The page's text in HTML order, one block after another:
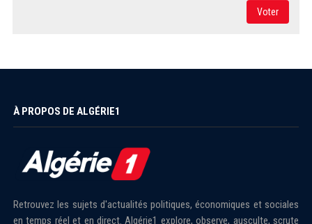
Voter
À PROPOS DE ALGÉRIE1
Retrouvez les sujets d'actualités politiques, économiques et sociales
en temps réel et en direct. Algérie1 explore, observe, ausculte, scrute